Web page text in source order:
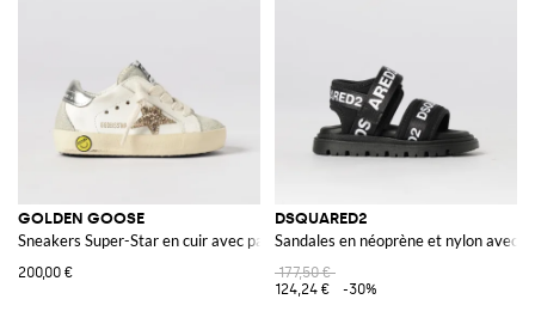
GOLDEN GOOSE
Sneakers Super-Star en cuir avec paillettes
200,00 €
DSQUARED2
Sandales en néoprène et nylon avec
177,50 €
124,24 €
-30%